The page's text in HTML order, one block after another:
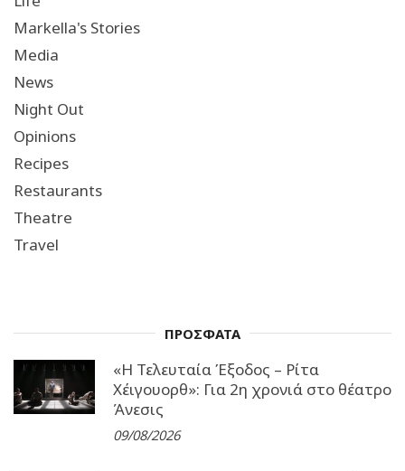
Markella's Stories
Media
News
Night Out
Opinions
Recipes
Restaurants
Theatre
Travel
ΠΡΟΣΦΑΤΑ
«Η Τελευταία Έξοδος – Ρίτα
Χέιγουορθ»: Για 2η χρονιά στο θέατρο
Άνεσις
09/08/2026